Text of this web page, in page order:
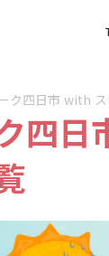
ク四日市 with ス
四